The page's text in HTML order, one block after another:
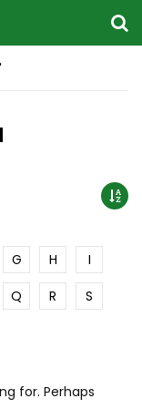
G H
I
Q R
S
for. Perhaps